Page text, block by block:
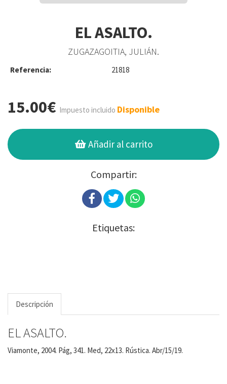
EL ASALTO.
ZUGAZAGOITIA, JULIÁN.
Referencia: 21818
15.00€ Impuesto incluido Disponible
Añadir al carrito
Compartir:
Etiquetas:
Descripción
EL ASALTO.
Viamonte, 2004. Pág, 341. Med, 22x13. Rústica. Abr/15/19.